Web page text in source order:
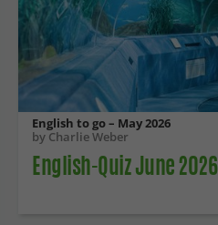
English to go – May 2026
by Charlie Weber
English-Quiz June 2026